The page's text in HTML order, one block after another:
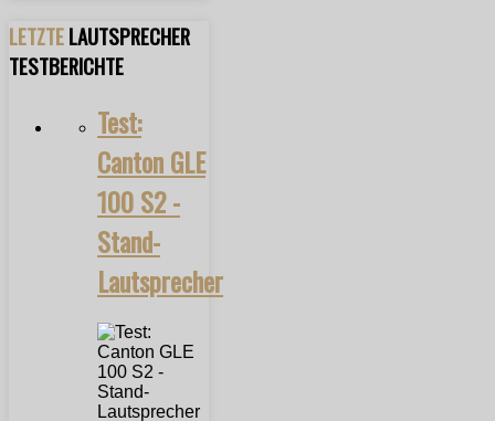
LETZTELAUTSPRECHER
TESTBERICHTE
Test:
Canton GLE
100 S2 -
Stand-
Lautsprecher